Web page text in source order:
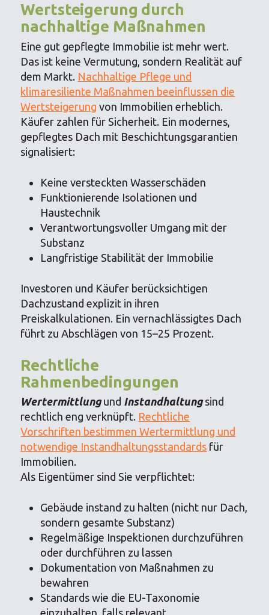
Wertsteigerung durch
nachhaltige Maßnahmen
Eine gut gepflegte Immobilie ist mehr wert.
Das ist keine Vermutung, sondern Realität auf
dem Markt. Nachhaltige Pflege und
klimaresiliente Maßnahmen beeinflussen die
Wertsteigerung von Immobilien erheblich.
Käufer zahlen für Sicherheit. Ein modernes,
gepflegtes Dach mit Beschichtungsgarantien
signalisiert:
Keine versteckten Wasserschäden
Funktionierende Isolationen und
Haustechnik
Verantwortungsvoller Umgang mit der
Substanz
Langfristige Stabilität der Immobilie
Investoren und Käufer berücksichtigen
Dachzustand explizit in ihren
Preiskalkulationen. Ein vernachlässigtes Dach
führt zu Abschlägen von 15–25 Prozent.
Rechtliche
Rahmenbedingungen
Wertermittlungund Instandhaltungsind
rechtlich eng verknüpft. Rechtliche
Vorschriften bestimmen Wertermittlung und
notwendige Instandhaltungsstandards für
Immobilien.
Als Eigentümer sind Sie verpflichtet:
Gebäude instand zu halten (nicht nur Dach,
sondern gesamte Substanz)
Regelmäßige Inspektionen durchzuführen
oder durchführen zu lassen
Dokumentation von Maßnahmen zu
bewahren
Standards wie die EU-Taxonomie